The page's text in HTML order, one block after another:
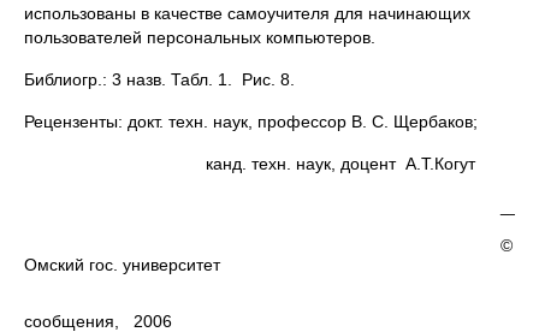
использованы в качестве самоучителя для начинающих
пользователей персональных компьютеров.
Библиогр.: 3 назв. Табл. 1. Рис. 8.
Рецензенты: докт. техн. наук, профессор В. С. Щербаков;
канд. техн. наук, доцент А.Т.Когут
©
Омский гос. университет
сообщения, 2006